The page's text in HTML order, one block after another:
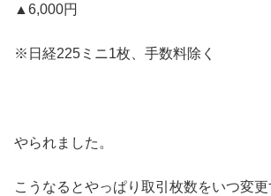
▲6,000円
※日経225ミニ1枚、手数料除く
やられました。
こうなるとやっぱり取引枚数をいつ変更